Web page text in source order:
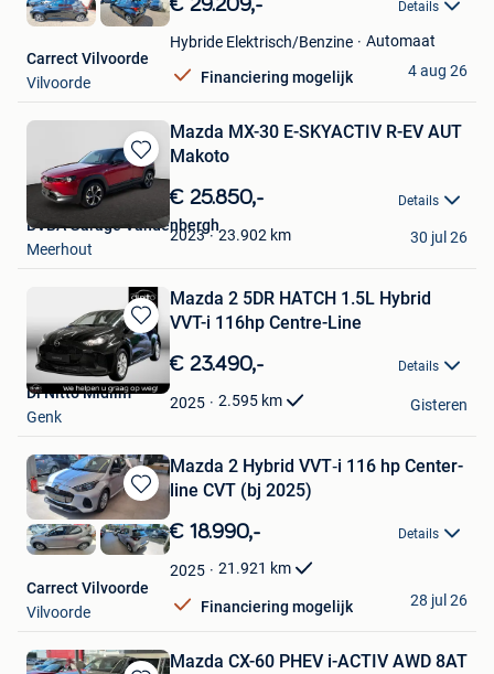
Mijn
Favorieten
Details
Hybride Elektrisch/Benzine Automaat
Financiering mogelijk
Carrect Vilvoorde
Vilvoorde
4 aug 26
Bewaren
in
Favorieten
Mazda MX-30 E-SKYACTIV R-EV AUT
Makoto
€ 25.850,- Details
2023 23.902 km
BVBA Garage Vandenbergh
Meerhout
30 jul 26
Bewaren
in
Mijn
Favorieten
Mazda 2 5DR HATCH 1.5L Hybrid
VVT-i 116hp Centre-Line
€ 23.490,- Details
2025 2.595 km
Di Nitto Midlim
Genk
Gisteren
Bewaren
in
Mijn
Favorieten
Mazda 2 Hybrid VVT‑i 116 hp Center-
line CVT (bj 2025)
€ 18.990,- Details
2025 21.921 km
Financiering mogelijk
Carrect Vilvoorde
Vilvoorde
28 jul 26
Mazda CX-60 PHEV i-ACTIV AWD 8AT